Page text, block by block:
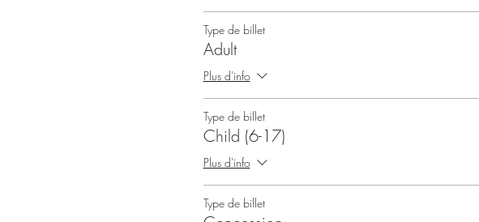
Type de billet
Adult
Plus d'info
Type de billet
Child (6-17)
Plus d'info
Type de billet